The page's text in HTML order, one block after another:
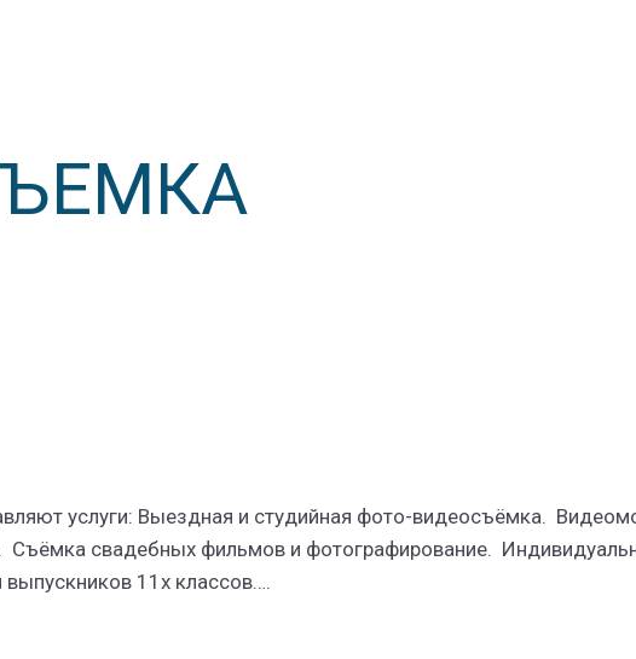
услуги: Выездная и студийная фото-видеосъёмка.
Съёмка свадебных фильмов и фотографирование.
11х классов….